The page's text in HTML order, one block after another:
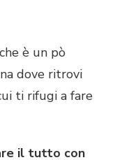
è un pò
dove ritrovi
ti rifugi a fare
il tutto con